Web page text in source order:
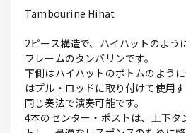
Tambourine Hihat
2ピース構造で、ハイハットのよう
フレームのタンバリンです。
下側はハイハットのボトムのよう
はプル・ロッドに取り付けて使用
同じ奏法で演奏可能です。
4本のセンター・ポストは、上下タ